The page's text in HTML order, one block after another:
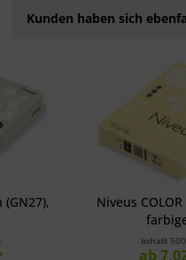
Kunden haben sich
(GN27),
Niveus
Inhalt
ab